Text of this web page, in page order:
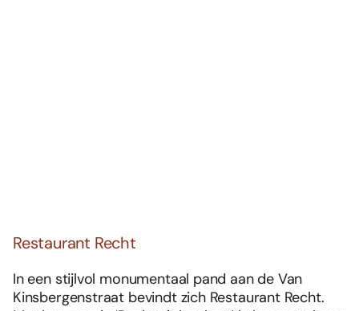
Restaurant Recht
In een stijlvol monumentaal pand aan de Van
Kinsbergenstraat bevindt zich Restaurant Recht.